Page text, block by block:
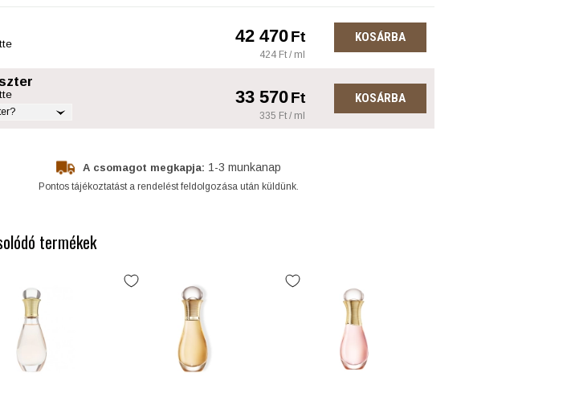
42 470Ft
424 Ft / ml
KOSÁRBA
33 570Ft
335 Ft / ml
KOSÁRBA
A csomagot megkapja: 1-3 munkanap
Pontos tájékoztatást a rendelést feldolgozása után küldünk.
termékek